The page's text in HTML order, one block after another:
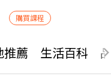
購買課程
推薦 生活百科